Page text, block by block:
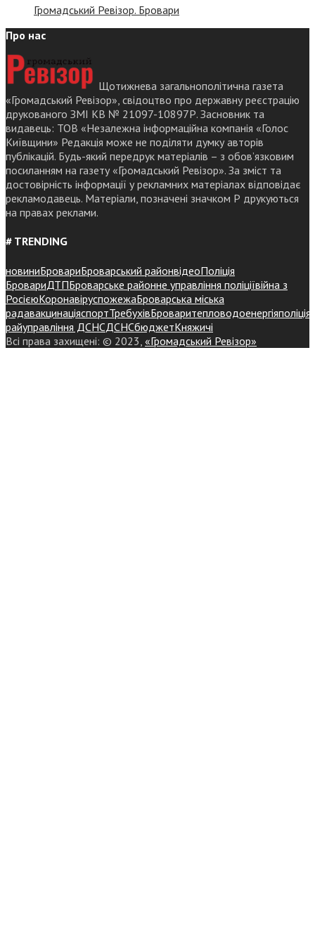
Громадський Ревізор. Бровари
Про нас
Щотижнева загальнополітична газета
«Громадський Ревізор», свідоцтво про державну реєстрацію
друкованого ЗМІ КВ № 21097-10897Р. Засновник та
видавець: ТОВ «Незалежна інформаційна компанія «Голос
Київщини» Редакція може не поділяти думку авторів
публікацій. Будь-який передрук матеріалів – з обов’язковим
посиланням на газету «Громадський Ревізор». За зміст та
достовірність інформації у рекламних матеріалах відповідає
рекламодавець. Матеріали, позначені значком Р друкуються
на правах реклами.
# TRENDING
новиниБровариБроварський районвідеоПоліція
БровариДТПБроварське районне управління поліціївійна з
РосієюКоронавіруспожежаБроварська міська
радавакцинаціяспортТребухівБроваритепловодоенергіяполіція
райуправління ДСНСДСНСбюджетКняжичі
Всі права захищені: © 2023, «Громадський Ревізор»